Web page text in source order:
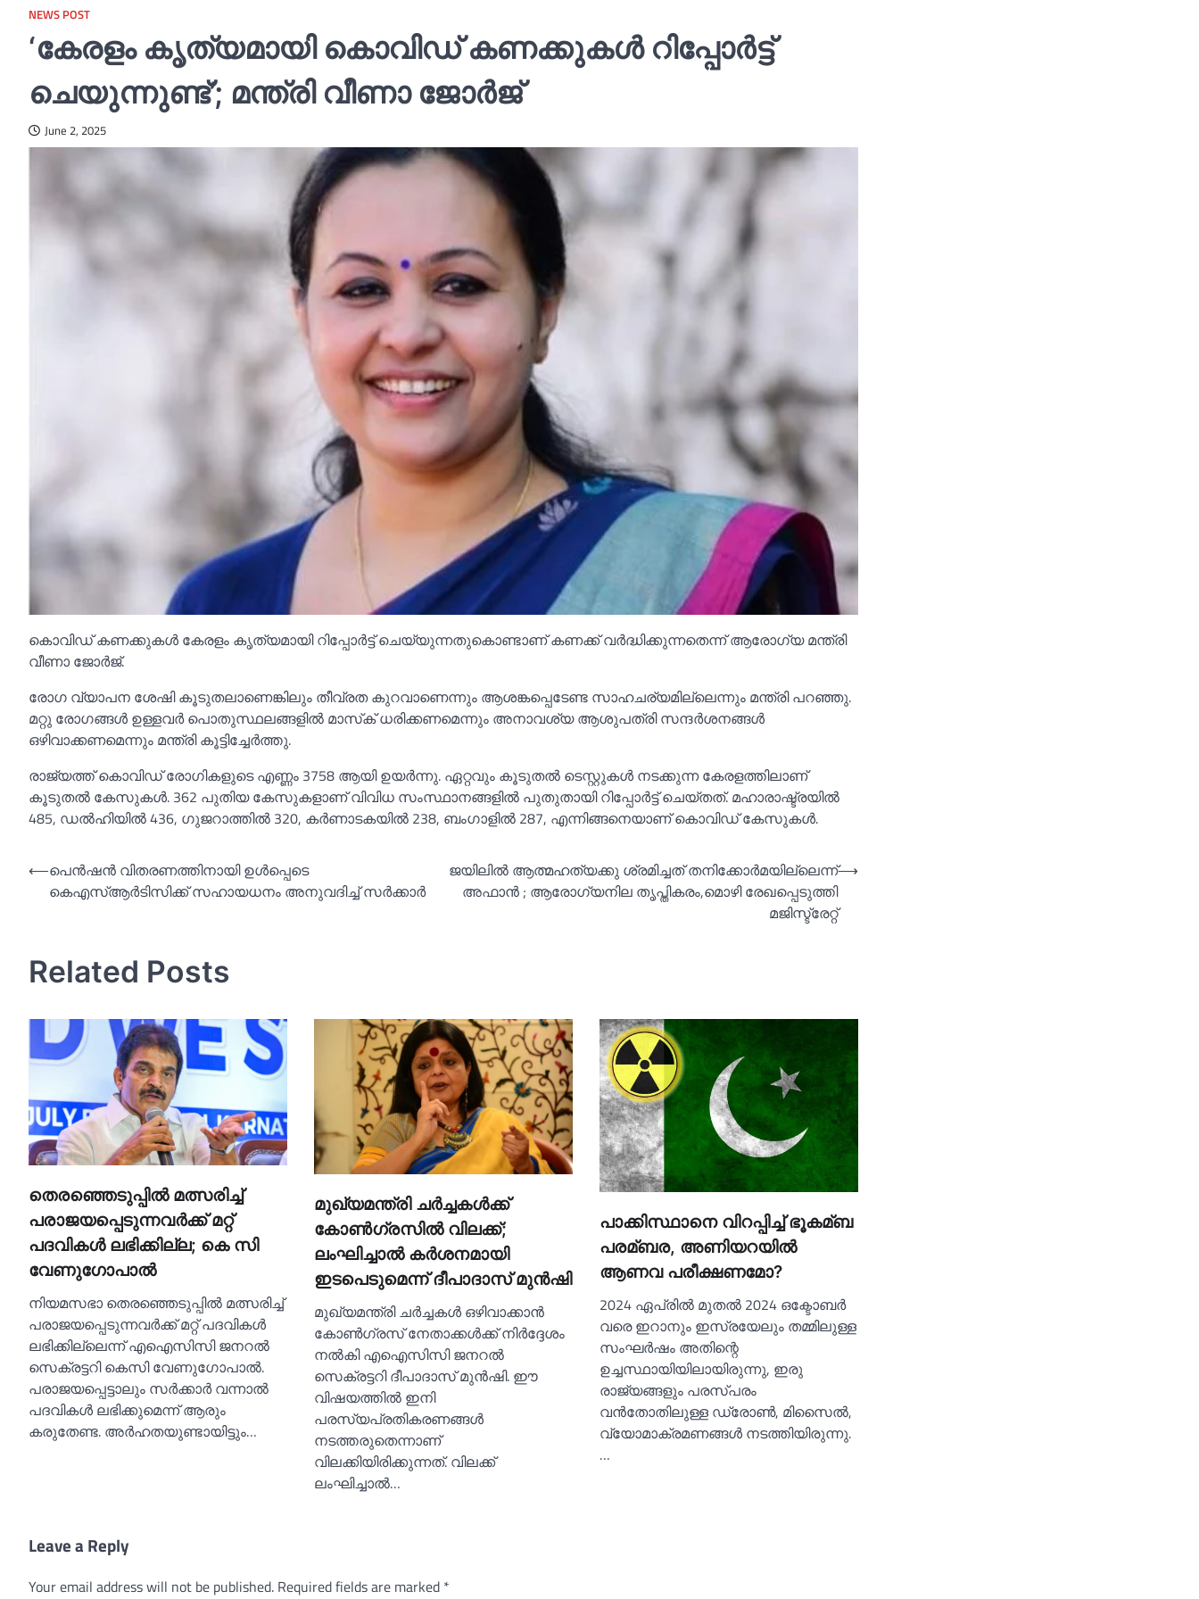
NEWS POST
‘കേരളം കൃത്യമായി കൊവിഡ് കണക്കുകള്‍ റിപ്പോര്‍ട്ട്
ചെയുന്നുണ്ട്’; മന്ത്രി വീണാ ജോര്‍ജ്
June 2, 2025
കൊവിഡ് കണക്കുകള്‍ കേരളം കൃത്യമായി റിപ്പോര്‍ട്ട് ചെയ്യുന്നതുകൊണ്ടാണ് കണക്ക് വര്‍ദ്ധിക്കുന്നതെന്ന് ആരോഗ്യ മന്ത്രി
വീണാ ജോര്‍ജ്.
രോഗ വ്യാപന ശേഷി കൂടുതലാണെങ്കിലും തീവ്രത കുറവാണെന്നും ആശങ്കപ്പെടേണ്ട സാഹചര്യമില്ലെന്നും മന്ത്രി പറഞ്ഞു.
മറ്റു രോഗങ്ങള്‍ ഉള്ളവര്‍ പൊതുസ്ഥലങ്ങളില്‍ മാസ്‌ക് ധരിക്കണമെന്നും അനാവശ്യ ആശുപത്രി സന്ദര്‍ശനങ്ങള്‍
ഒഴിവാക്കണമെന്നും മന്ത്രി കൂട്ടിച്ചേർത്തു.
രാജ്യത്ത് കൊവിഡ് രോഗികളുടെ എണ്ണം 3758 ആയി ഉയര്‍ന്നു. ഏറ്റവും കൂടുതല്‍ ടെസ്റ്റുകള്‍ നടക്കുന്ന കേരളത്തിലാണ്
കൂടുതല്‍ കേസുകള്‍. 362 പുതിയ കേസുകളാണ് വിവിധ സംസ്ഥാനങ്ങളില്‍ പുതുതായി റിപ്പോര്‍ട്ട് ചെയ്തത്. മഹാരാഷ്ട്രയില്‍
485, ഡല്‍ഹിയില്‍ 436, ഗുജറാത്തില്‍ 320, കര്‍ണാടകയില്‍ 238, ബംഗാളില്‍ 287, എന്നിങ്ങനെയാണ് കൊവിഡ് കേസുകള്‍.
Post
navigation
⟵പെൻഷൻ വിതരണത്തിനായി ഉള്‍പ്പെടെ
കെഎസ്‌ആര്‍ടിസിക്ക് സഹായധനം അനുവദിച്ച്‌ സര്‍ക്കാര്‍
ജയിലില്‍ ആത്മഹത്യക്കു ശ്രമിച്ചത് തനിക്കോര്‍മയില്ലെന്ന്
അഫാൻ ; ആരോഗ്യനില തൃപ്തികരം,മൊഴി രേഖപ്പെടുത്തി
മജിസ്ട്രേറ്റ്‌
⟶
Related Posts
തെരഞ്ഞെടുപ്പില്‍ മത്സരിച്ച്‌
പരാജയപ്പെടുന്നവര്‍ക്ക് മറ്റ്
പദവികള്‍ ലഭിക്കില്ല; കെ സി
വേണുഗോപാല്‍
നിയമസഭാ തെരഞ്ഞെടുപ്പില്‍ മത്സരിച്ച്‌
പരാജയപ്പെടുന്നവര്‍ക്ക് മറ്റ് പദവികള്‍
ലഭിക്കില്ലെന്ന് എഐസിസി ജനറല്‍
സെക്രട്ടറി കെസി വേണുഗോപാല്‍.
പരാജയപ്പെട്ടാലും സര്‍ക്കാര്‍ വന്നാല്‍
പദവികള്‍ ലഭിക്കുമെന്ന് ആരും
കരുതേണ്ട. അര്‍ഹതയുണ്ടായിട്ടും…
മുഖ്യമന്ത്രി ചര്‍ച്ചകള്‍ക്ക്
കോണ്‍ഗ്രസില്‍ വിലക്ക്;
ലംഘിച്ചാല്‍ കര്‍ശനമായി
ഇടപെടുമെന്ന് ദീപാദാസ് മുന്‍ഷി
മുഖ്യമന്ത്രി ചര്‍ച്ചകള്‍ ഒഴിവാക്കാൻ
കോണ്‍ഗ്രസ് നേതാക്കള്‍ക്ക് നിർദ്ദേശം
നല്‍കി എഐസിസി ജനറല്‍
സെക്രട്ടറി ദീപാദാസ് മുന്‍ഷി. ഈ
വിഷയത്തില്‍ ഇനി
പരസ്യപ്രതികരണങ്ങള്‍
നടത്തരുതെന്നാണ്
വിലക്കിയിരിക്കുന്നത്. വിലക്ക്
ലംഘിച്ചാല്‍…
പാക്കിസ്ഥാനെ വിറപ്പിച്ച്‌ ഭൂകമ്ബ
പരമ്ബര, അണിയറയില്‍
ആണവ പരീക്ഷണമോ?
2024 ഏപ്രില്‍ മുതല്‍ 2024 ഒക്ടോബർ
വരെ ഇറാനും ഇസ്രയേലും തമ്മിലുള്ള
സംഘർഷം അതിന്റെ
ഉച്ചസ്ഥായിയിലായിരുന്നു, ഇരു
രാജ്യങ്ങളും പരസ്പരം
വൻതോതിലുള്ള ഡ്രോണ്‍, മിസൈല്‍,
വ്യോമാക്രമണങ്ങള്‍ നടത്തിയിരുന്നു.
…
Leave a Reply
Your email address will not be published. Required fields are marked *